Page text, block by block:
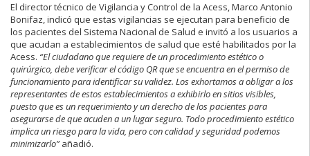
El director técnico de Vigilancia y Control de la Acess, Marco Antonio
Bonifaz, indicó que estas vigilancias se ejecutan para beneficio de
los pacientes del Sistema Nacional de Salud e invitó a los usuarios a
que acudan a establecimientos de salud que esté habilitados por la
Acess. “El ciudadano que requiere de un procedimiento estético o
quirúrgico, debe verificar el código QR que se encuentra en el permiso de
funcionamiento para identificar su validez. Los exhortamos a obligar a los
representantes de estos establecimientos a exhibirlo en sitios visibles,
puesto que es un requerimiento y un derecho de los pacientes para
asegurarse de que acuden a un lugar seguro. Todo procedimiento estético
implica un riesgo para la vida, pero con calidad y seguridad podemos
minimizarlo”añadió.